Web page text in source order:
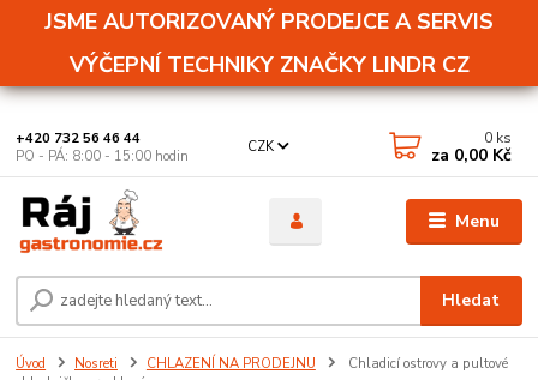
JSME AUTORIZOVANÝ PRODEJCE A SERVIS
VÝČEPNÍ TECHNIKY ZNAČKY LINDR CZ
Menu
CZK
Hledat
+420 732 56 46 44
PO - PÁ: 8:00 - 15:00 hodin
0 ks
za 0,00 Kč
Úvod Nosreti CHLAZENÍ NA PRODEJNU
Chladicí ostrovy a pultové